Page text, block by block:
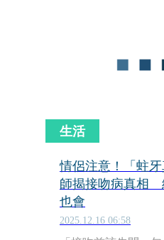
生活
情侶注意！「蛀
師揭接吻病真相
也會
2025.12.16 06:58